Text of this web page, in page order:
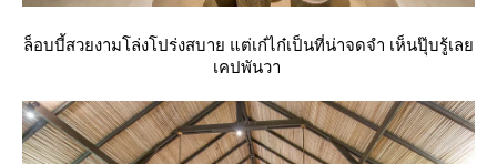
ล็อบบี้สวยงามโล่งโปร่งสบาย แต่เก๋ไก๋เป็นที่น่าจดจำ เห็นปุ๊บรู้เล
เคปพันวา